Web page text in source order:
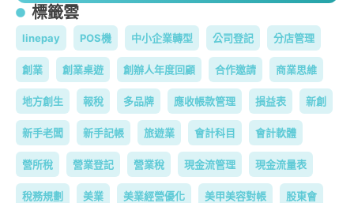
標籤雲
linepay POS機 中小企業轉型 公司登記 分店管理
創業 創業桌遊 創辦人年度回顧 合作邀請 商業思維
地方創生 報稅 多品牌 應收帳款管理 損益表 新創
新手老闆 新手記帳 旅遊業 會計科目 會計軟體
營所稅 營業登記 營業稅 現金流管理 現金流量表
稅務規劃 美業 美業經營優化 美甲美容對帳 股東會